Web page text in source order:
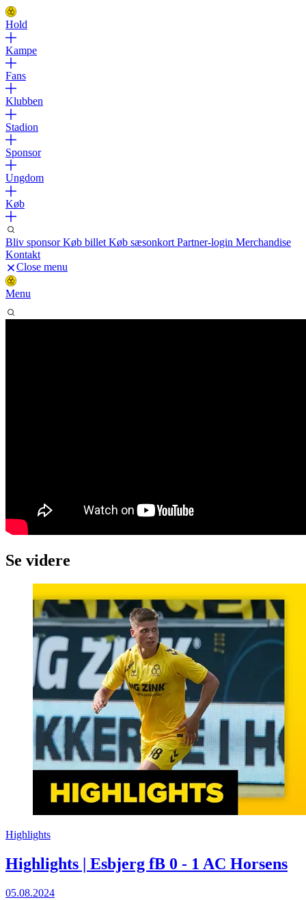
Hold
Kampe
Fans
Klubben
Stadion
Sponsor
Ungdom
Køb
Bliv sponsorKøb billet Køb sæsonkort Partner-login Merchandise
Kontakt
Close menu
Menu
Se videre
Highlights
Highlights | Esbjerg fB 0 - 1 AC Horsens
05.08.2024